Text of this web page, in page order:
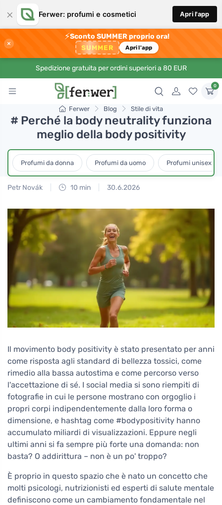
× Ferwer: profumi e cosmetici Apri l'app
×
⚡Sconto SUMMER proprio ora!
SUMMER Apri l'app
Spedizione gratuita per ordini superiori a 80 EUR
0
Ferwer Blog Stile di vita
# Perché la body neutrality funziona
meglio della body positivity
Profumi da donna Profumi da uomo Profumi unisex
Petr Novák 10 min 30.6.2026
Il movimento body positivity è stato presentato per anni
come risposta agli standard di bellezza tossici, come
rimedio alla bassa autostima e come percorso verso
l'accettazione di sé. I social media si sono riempiti di
fotografie in cui le persone mostrano con orgoglio i
propri corpi indipendentemente dalla loro forma o
dimensione, e hashtag come #bodypositivity hanno
accumulato miliardi di visualizzazioni. Eppure negli
ultimi anni si fa sempre più forte una domanda: non
basta? O addirittura – non è un po' troppo?
È proprio in questo spazio che è nato un concetto che
molti psicologi, nutrizionisti ed esperti di salute mentale
definiscono come un cambiamento fondamentale nel